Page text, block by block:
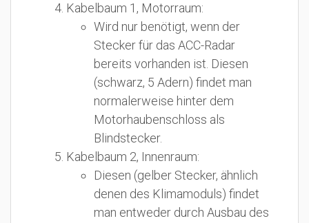
Kabelbaum 1, Motorraum:
Wird nur benötigt, wenn der
Stecker für das ACC-Radar
bereits vorhanden ist. Diesen
(schwarz, 5 Adern) findet man
normalerweise hinter dem
Motorhaubenschloss als
Blindstecker.
Kabelbaum 2, Innenraum:
Diesen (gelber Stecker, ähnlich
denen des Klimamoduls) findet
man entweder durch Ausbau des